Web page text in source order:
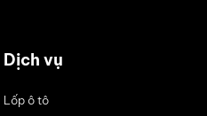
Dịch vụ
Lốp ô tô